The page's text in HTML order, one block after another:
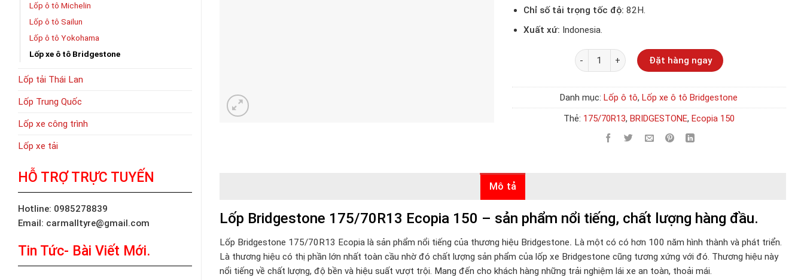
Lốp ô tô Michelin
Lốp ô tô Sailun
Lốp ô tô Yokohama
Lốp xe ô tô Bridgestone
Lốp tải Thái Lan
Lốp Trung Quốc
Lốp xe công trình
Lốp xe tải
HỖ TRỢ TRỰC TUYẾN
Hotline: 0985278839
Email: carmalltyre@gmail.com
Tin Tức- Bài Viết Mới.
Chỉ số tải trọng tốc độ:82H.
Xuất xứ: Indonesia.
Số lượng
Đặt hàng ngay
Danh mục: Lốp ô tô, Lốp xe ô tô Bridgestone
Thẻ: 175/70R13, BRIDGESTONE, Ecopia 150
Mô tả
Lốp Bridgestone 175/70R13 Ecopia 150 – sản phẩm nổi tiếng, chất lượng hàng đầu.
Lốp Bridgestone 175/70R13 Ecopia là sản phẩm nổi tiếng của thương hiệu Bridgestone. Là một có có hơn 100 năm hình thành và phát triển.
Là thương hiệu có thị phần lớn nhất toàn cầu nhờ đó chất lượng sản phẩm của lốp xe Bridgestone cũng tương xứng với đó. Thương hiệu này
nổi tiếng về chất lượng, độ bền và hiệu suất vượt trội. Mang đến cho khách hàng những trải nghiệm lái xe an toàn, thoải mái.